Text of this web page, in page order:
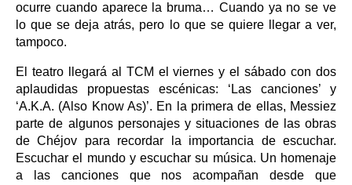
ocurre cuando aparece la bruma… Cuando ya no se ve
lo que se deja atrás, pero lo que se quiere llegar a ver,
tampoco.
El teatro llegará al TCM el viernes y el sábado con dos
aplaudidas propuestas escénicas: ‘Las canciones’ y
‘A.K.A. (Also Know As)’. En la primera de ellas, Messiez
parte de algunos personajes y situaciones de las obras
de Chéjov para recordar la importancia de escuchar.
Escuchar el mundo y escuchar su música. Un homenaje
a las canciones que nos acompañan desde que